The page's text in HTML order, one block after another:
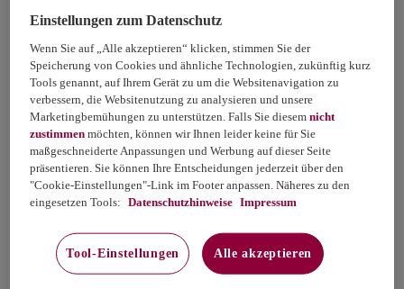
Einstellungen zum Datenschutz
Wenn Sie auf „Alle akzeptieren“ klicken, stimmen Sie der
Speicherung von Cookies und ähnliche Technologien, zukünftig kurz
Tools genannt, auf Ihrem Gerät zu um die Websitenavigation zu
verbessern, die Websitenutzung zu analysieren und unsere
Marketingbemühungen zu unterstützen. Falls Sie diesemnicht
zustimmen möchten, können wir Ihnen leider keine für Sie
maßgeschneiderte Anpassungen und Werbung auf dieser Seite
präsentieren. Sie können Ihre Entscheidungen jederzeit über den
"Cookie-Einstellungen"-Link im Footer anpassen. Näheres zu den
eingesetzen Tools: Datenschutzhinweise Impressum
Tool-Einstellungen Alle akzeptieren